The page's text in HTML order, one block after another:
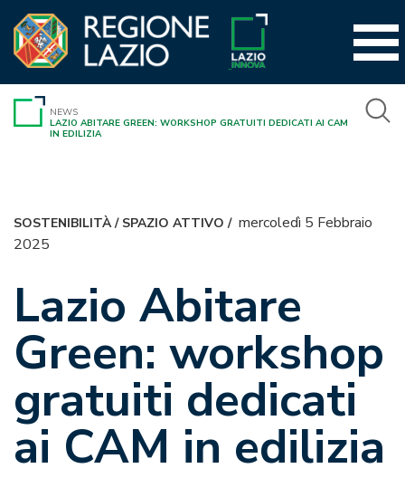
contenuto
NEWS
LAZIO ABITARE GREEN: WORKSHOP GRATUITI DEDICATI AI CAM
IN EDILIZIA
SOSTENIBILITÀ/ SPAZIO ATTIVO / mercoledì 5 Febbraio
2025
Lazio Abitare
Green: workshop
gratuiti dedicati
ai CAM in edilizia